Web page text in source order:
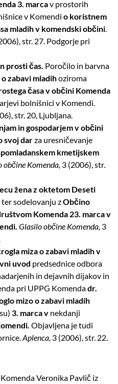
3. marcav prostorih
v Komendio koristnem
mladih v komendski občini.
str. 27. Podgorje pri
prosti čas. Poročilo in barvna
zabavi mladihoziroma
časa v občini Komenda
bolnišnici v Komendi.
str. 20, Ljubljana.
in gospodarjem v občini
svoj darza uresničevanje
kmetijskem
občine Komenda, 3 (2006), str.
žena z oktetom Deseti
ter sodelovanju zObčino
Komenda 23. marca v
Glasilo občine Komenda, 3
miza o zabavi mladih v
uvod predsednice odbora
in dejavnih dijakov in
pri UPPG Komendadr.
mizo o zabavi mladih
3. marca v nekdanji
Objavljena je tudi
Aplenca, 3 (2006), str. 22.
Veronika Pavlič iz